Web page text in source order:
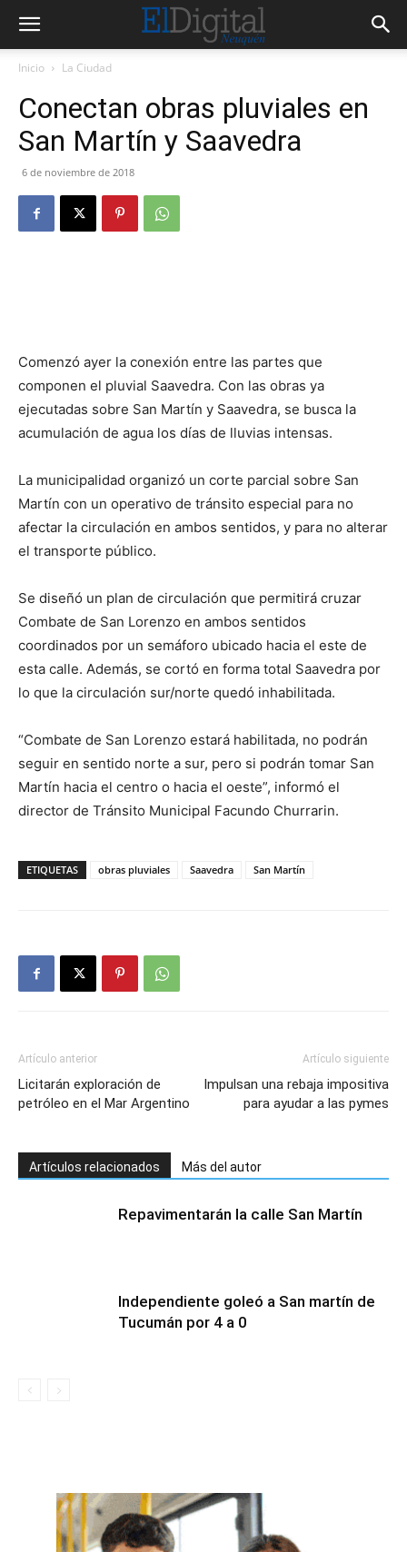
Inicio La Ciudad
Conectan obras pluviales en
San Martín y Saavedra
6 de noviembre de 2018
Comenzó ayer la conexión entre las partes que
componen el pluvial Saavedra. Con las obras ya
ejecutadas sobre San Martín y Saavedra, se busca la
acumulación de agua los días de lluvias intensas.
La municipalidad organizó un corte parcial sobre San
Martín con un operativo de tránsito especial para no
afectar la circulación en ambos sentidos, y para no alterar
el transporte público.
Se diseñó un plan de circulación que permitirá cruzar
Combate de San Lorenzo en ambos sentidos
coordinados por un semáforo ubicado hacia el este de
esta calle. Además, se cortó en forma total Saavedra por
lo que la circulación sur/norte quedó inhabilitada.
“Combate de San Lorenzo estará habilitada, no podrán
seguir en sentido norte a sur, pero si podrán tomar San
Martín hacia el centro o hacia el oeste”, informó el
director de Tránsito Municipal Facundo Churrarin.
ETIQUETAS obras pluviales Saavedra San Martín
Artículo anterior
Licitarán exploración de
petróleo en el Mar Argentino
Artículo siguiente
Impulsan una rebaja impositiva
para ayudar a las pymes
Artículos relacionados Más del autor
Repavimentarán la calle San Martín
Independiente goleó a San martín de
Tucumán por 4 a 0